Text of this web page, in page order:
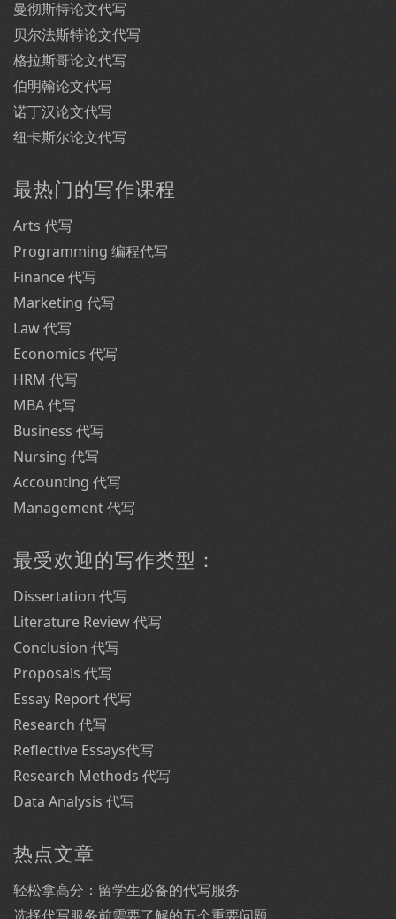
曼彻斯特论文代写
贝尔法斯特论文代写
格拉斯哥论文代写
伯明翰论文代写
诺丁汉论文代写
纽卡斯尔论文代写
最热门的写作课程
Arts 代写
Programming 编程代写
Finance 代写
Marketing 代写
Law 代写
Economics 代写
HRM 代写
MBA 代写
Business 代写
Nursing 代写
Accounting 代写
Management 代写
最受欢迎的写作类型：
Dissertation 代写
Literature Review 代写
Conclusion 代写
Proposals 代写
Essay Report 代写
Research 代写
Reflective Essays代写
Research Methods 代写
Data Analysis 代写
热点文章
轻松拿高分：留学生必备的代写服务